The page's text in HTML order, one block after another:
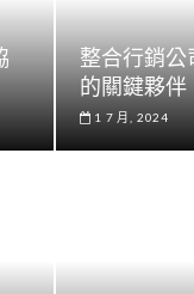
整合行銷公
的關鍵夥伴
1 7 月, 2024